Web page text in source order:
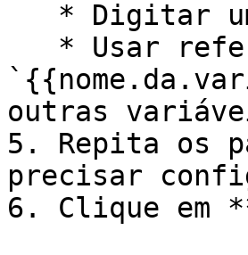
outras
5. Repita os
precisar
6. Clique em